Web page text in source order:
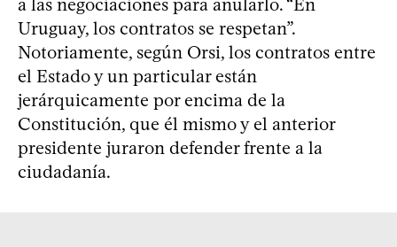
a las negociaciones para anularlo. “En
Uruguay, los contratos se respetan”.
Notoriamente, según Orsi, los contratos entre
el Estado y un particular están
jerárquicamente por encima de la
Constitución, que él mismo y el anterior
presidente juraron defender frente a la
ciudadanía.